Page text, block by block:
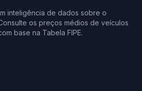
inteligência de dados sobre o
os preços médios de veículos
base na Tabela FIPE.